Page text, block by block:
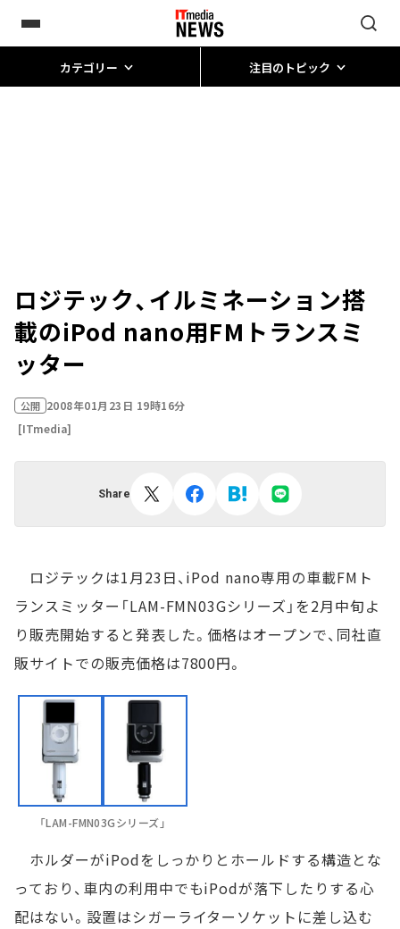
カテゴリー 注目のトピック
ロジテック、イルミネーション搭
載のiPod nano用FMトランスミ
ッター
公開 2008年01月23日 19時16分
[ITmedia]
Share
ロジテックは1月23日、iPod nano専用の車載FMト
ランスミッター「LAM-FMN03Gシリーズ」を2月中旬よ
り販売開始すると発表した。価格はオープンで、同社直
販サイトでの販売価格は7800円。
「LAM-FMN03Gシリーズ」
ホルダーがiPodをしっかりとホールドする構造とな
っており、車内の利用中でもiPodが落下したりする心
配はない。設置はシガーライターソケットに差し込む